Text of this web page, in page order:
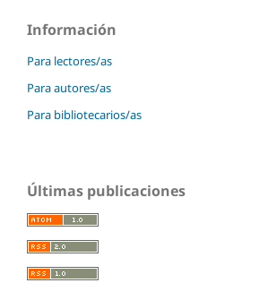
Información
Para lectores/as
Para autores/as
Para bibliotecarios/as
Últimas publicaciones